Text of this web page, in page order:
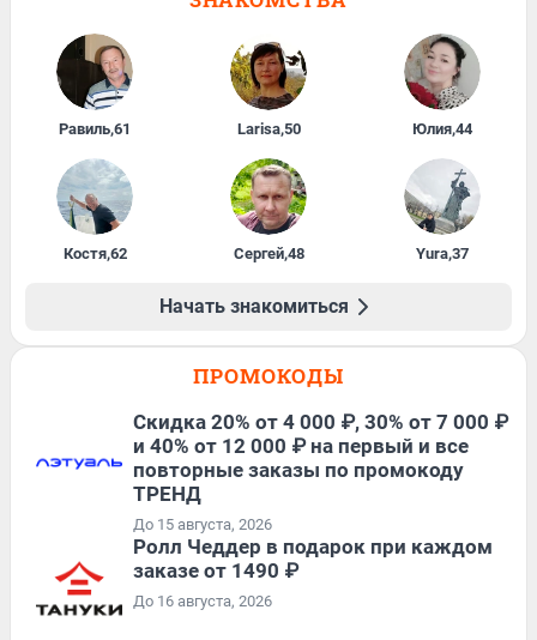
Равиль,61 Larisa,50 Юлия,44
Костя,62 Сергей,48 Yura,37
Начать знакомиться
ПРОМОКОДЫ
Скидка 20% от 4 000 ₽, 30% от 7 000 ₽
и 40% от 12 000 ₽ на первый и все
повторные заказы по промокоду
ТРЕНД
До 15 августа, 2026
Ролл Чеддер в подарок при каждом
заказе от 1490 ₽
До 16 августа, 2026